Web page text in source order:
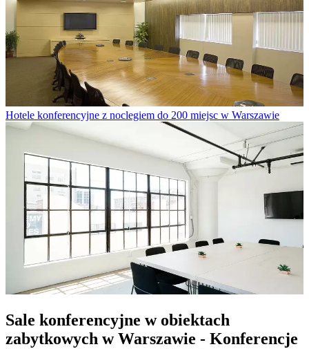
Hotele konferencyjne z noclegiem do 200 miejsc w Warszawie
Sale konferencyjne w obiektach
zabytkowych w Warszawie - Konferencje